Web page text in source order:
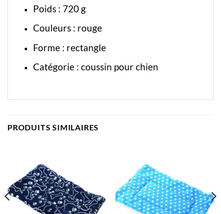
Poids : 720 g
Couleurs : rouge
Forme : rectangle
Catégorie : coussin pour chien
PRODUITS SIMILAIRES